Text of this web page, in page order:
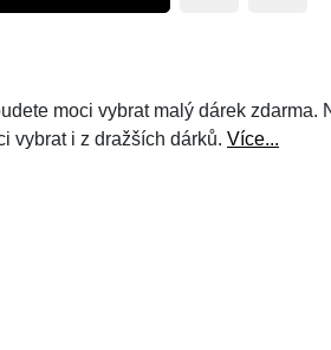
moci vybrat malý dárek zdarma.
vybrat i z dražších dárků. Více...